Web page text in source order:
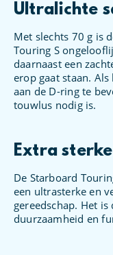
Ultralichte
Met slechts 70 g is
Touring S
daarnaast een
erop gaat staan.
aan de D-ring te
touwlus nodig is.
Extra
De Starboard
een ultrasterke en
gereedschap. Het
duurzaamheid en